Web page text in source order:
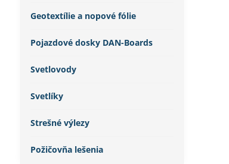
Geotextílie a nopové fólie
Pojazdové dosky DAN-Boards
Svetlovody
Svetlíky
Strešné výlezy
Požičovňa lešenia